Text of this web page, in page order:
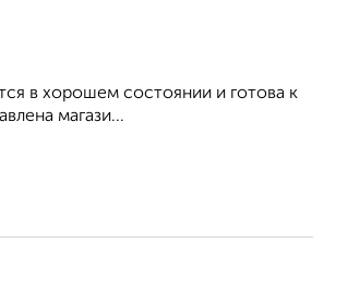
в хорошем состоянии и готова к
магази...